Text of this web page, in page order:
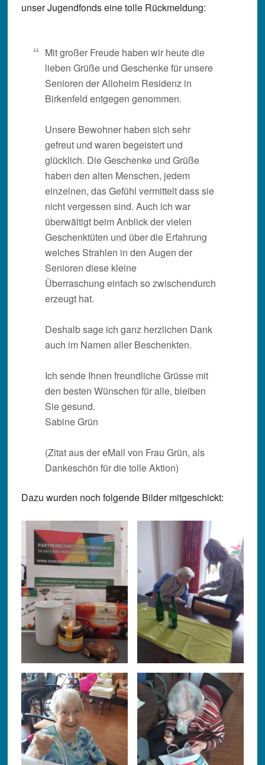
unser Jugendfonds eine tolle Rückmeldung:
Mit großer Freude haben wir heute die
lieben Grüße und Geschenke für unsere
Senioren der Alloheim Residenz in
Birkenfeld entgegen genommen.
Unsere Bewohner haben sich sehr
gefreut und waren begeistert und
glücklich. Die Geschenke und Grüße
haben den alten Menschen, jedem
einzelnen, das Gefühl vermittelt dass sie
nicht vergessen sind. Auch ich war
überwältigt beim Anblick der vielen
Geschenktüten und über die Erfahrung
welches Strahlen in den Augen der
Senioren diese kleine
Überraschung einfach so zwischendurch
erzeugt hat.
Deshalb sage ich ganz herzlichen Dank
auch im Namen aller Beschenkten.
Ich sende Ihnen freundliche Grüsse mit
den besten Wünschen für alle, bleiben
Sie gesund.
Sabine Grün
(Zitat aus der eMail von Frau Grün, als
Dankeschön für die tolle Aktion)
Dazu wurden noch folgende Bilder mitgeschickt: